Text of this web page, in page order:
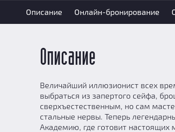
Описание Онлайн-бронирование
Описание
Величайший иллюзионист всех
выбраться из запертого сейфа,
сверхъестественным, но сам
стальные нервы. Теперь
Академию, где готовит настоящих